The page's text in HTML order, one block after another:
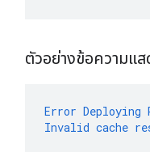
ตัวอย่างข้อความแ
Error Deploying
Invalid cache